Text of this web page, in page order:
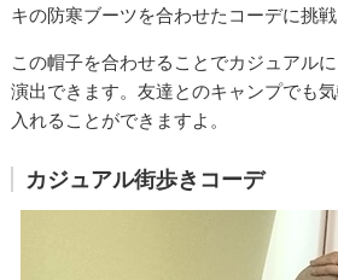
キの防寒ブーツを合わせたコーデに挑戦
この帽子を合わせることでカジュアル
演出できます。友達とのキャンプでも
入れることができますよ。
カジュアル街歩きコーデ